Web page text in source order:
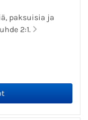
paksuisia ja
2:1.